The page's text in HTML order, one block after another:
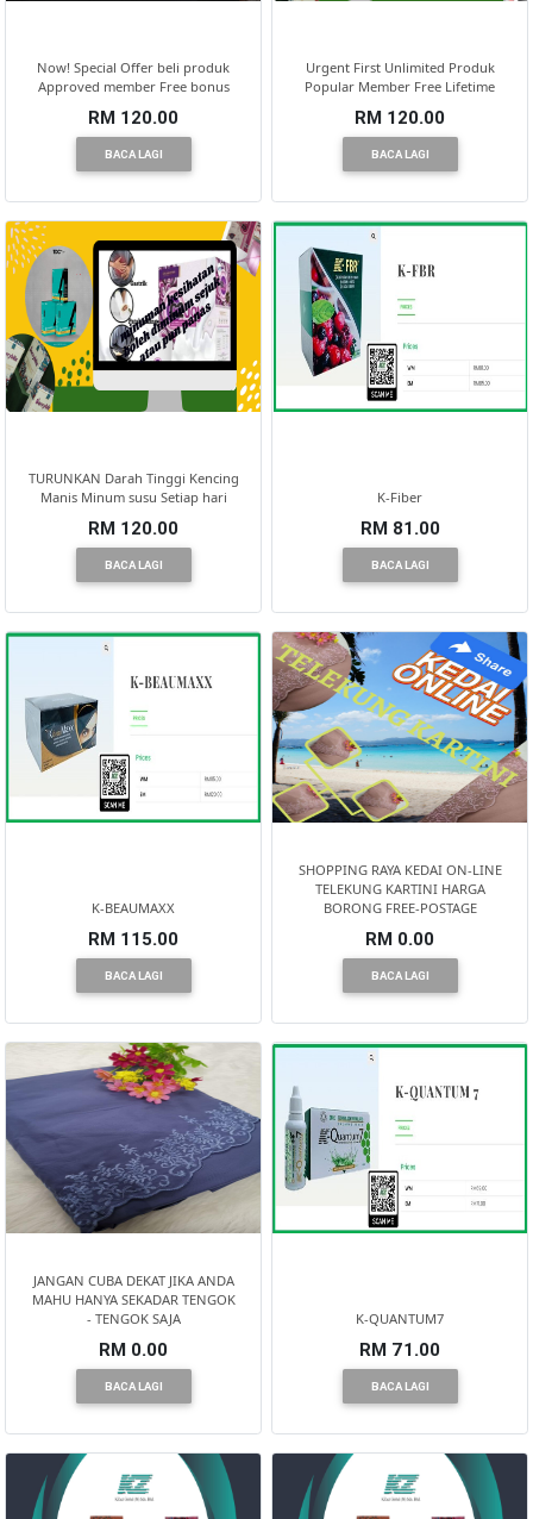
Now! Special Offer beli produk
Approved member Free bonus
RM 120.00
BACA LAGI
Urgent First Unlimited Produk
Popular Member Free Lifetime
RM 120.00
BACA LAGI
TURUNKAN Darah Tinggi Kencing
Manis Minum susu Setiap hari
RM 120.00
BACA LAGI
K-Fiber
RM 81.00
BACA LAGI
K-BEAUMAXX
RM 115.00
BACA LAGI
SHOPPING RAYA KEDAI ON-LINE
TELEKUNG KARTINI HARGA
BORONG FREE-POSTAGE
RM 0.00
BACA LAGI
JANGAN CUBA DEKAT JIKA ANDA
MAHU HANYA SEKADAR TENGOK
- TENGOK SAJA
RM 0.00
BACA LAGI
K-QUANTUM7
RM 71.00
BACA LAGI
KELANTAN(22)
PERAK(41)
NEGERI
SEMBILAN(10)
KEDAH(13)
TERENGGANU(12)
SABAH(0)
SARAWAK(2)
JOHOR(8)
MELAKA(53)
PERLIS(6)
KUALA
LUMPUR(16)
PUTRAJAYA(9)
LABUAN(2)
MALAYSIA(82)
INDONESIA(1)
SINGAPORE(0)